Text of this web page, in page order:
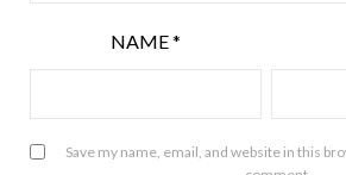
NAME*
Save my name, email, and website in this